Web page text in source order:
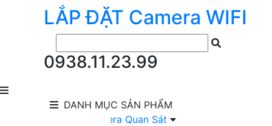
LẮP ĐẶT Camera WIFI
0938.11.23.99
DANH MỤC SẢN PHẨM
lắp Đặt Camera Quan Sát